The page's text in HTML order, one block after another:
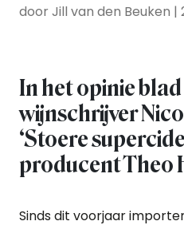
door Jill van den Beuken |
In het opinie
wijnschrijver
‘Stoere
producent Theo
Sinds dit voorjaar